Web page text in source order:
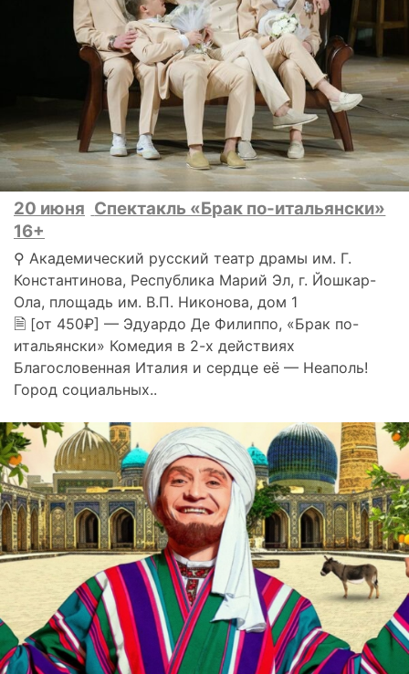
20 июня Спектакль «Брак по-итальянски»
16+
⚲ Академический русский театр драмы им. Г.
Константинова, Республика Марий Эл, г. Йошкар-
Ола, площадь им. В.П. Никонова, дом 1
🗎 [от 450₽] — Эдуардо Де Филиппо, «Брак по-
итальянски» Комедия в 2-х действиях
Благословенная Италия и сердце её — Неаполь!
Город социальных..